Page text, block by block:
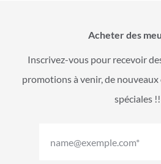
Acheter des
Inscrivez-vous pour recevoir
promotions à venir, de
spéciales !!